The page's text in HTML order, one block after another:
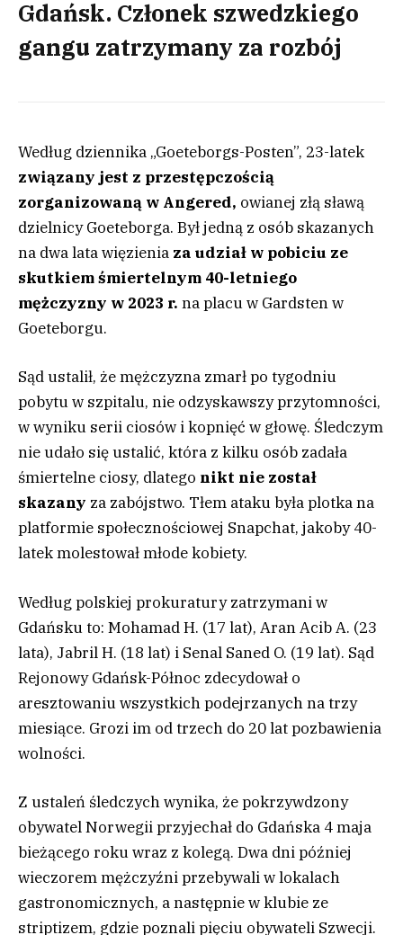
Gdańsk. Członek szwedzkiego
gangu zatrzymany za rozbój
Według dziennika „Goeteborgs-Posten”, 23-latek
związany jest z przestępczością
zorganizowaną w Angered, owianej złą sławą
dzielnicy Goeteborga. Był jedną z osób skazanych
na dwa lata więzienia za udział w pobiciu ze
skutkiem śmiertelnym 40-letniego
mężczyzny w 2023 r. na placu w Gardsten w
Goeteborgu.
Sąd ustalił, że mężczyzna zmarł po tygodniu
pobytu w szpitalu, nie odzyskawszy przytomności,
w wyniku serii ciosów i kopnięć w głowę. Śledczym
nie udało się ustalić, która z kilku osób zadała
śmiertelne ciosy, dlatego nikt nie został
skazany za zabójstwo. Tłem ataku była plotka na
platformie społecznościowej Snapchat, jakoby 40-
latek molestował młode kobiety.
Według polskiej prokuratury zatrzymani w
Gdańsku to: Mohamad H. (17 lat), Aran Acib A. (23
lata), Jabril H. (18 lat) i Senal Saned O. (19 lat). Sąd
Rejonowy Gdańsk-Północ zdecydował o
aresztowaniu wszystkich podejrzanych na trzy
miesiące. Grozi im od trzech do 20 lat pozbawienia
wolności.
Z ustaleń śledczych wynika, że pokrzywdzony
obywatel Norwegii przyjechał do Gdańska 4 maja
bieżącego roku wraz z kolegą. Dwa dni później
wieczorem mężczyźni przebywali w lokalach
gastronomicznych, a następnie w klubie ze
striptizem, gdzie poznali pięciu obywateli Szwecji.